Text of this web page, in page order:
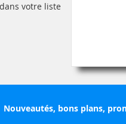
votre liste
Nouveautés, bons plans,